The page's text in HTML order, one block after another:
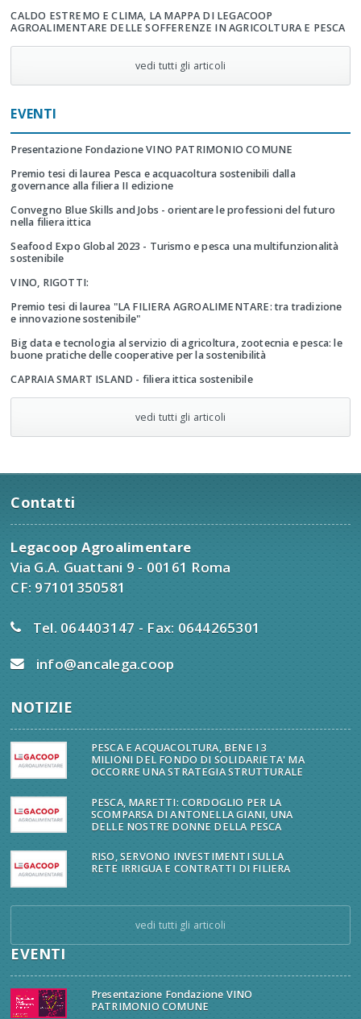
CALDO ESTREMO E CLIMA, LA MAPPA DI LEGACOOP
AGROALIMENTARE DELLE SOFFERENZE IN AGRICOLTURA E PESCA
vedi tutti gli articoli
EVENTI
Presentazione Fondazione VINO PATRIMONIO COMUNE
Premio tesi di laurea Pesca e acquacoltura sostenibili dalla
governance alla filiera II edizione
Convegno Blue Skills and Jobs - orientare le professioni del futuro
nella filiera ittica
Seafood Expo Global 2023 - Turismo e pesca una multifunzionalità
sostenibile
VINO, RIGOTTI:
Premio tesi di laurea "LA FILIERA AGROALIMENTARE: tra tradizione
e innovazione sostenibile"
Big data e tecnologia al servizio di agricoltura, zootecnia e pesca: le
buone pratiche delle cooperative per la sostenibilità
CAPRAIA SMART ISLAND - filiera ittica sostenibile
vedi tutti gli articoli
Contatti
Legacoop Agroalimentare
Via G.A. Guattani 9 - 00161 Roma
CF: 97101350581
Tel. 064403147 - Fax: 0644265301
info@ancalega.coop
NOTIZIE
PESCA E ACQUACOLTURA, BENE I 3
MILIONI DEL FONDO DI SOLIDARIETA' MA
OCCORRE UNA STRATEGIA STRUTTURALE
PESCA, MARETTI: CORDOGLIO PER LA
SCOMPARSA DI ANTONELLA GIANI, UNA
DELLE NOSTRE DONNE DELLA PESCA
RISO, SERVONO INVESTIMENTI SULLA
RETE IRRIGUA E CONTRATTI DI FILIERA
vedi tutti gli articoli
EVENTI
Presentazione Fondazione VINO
PATRIMONIO COMUNE